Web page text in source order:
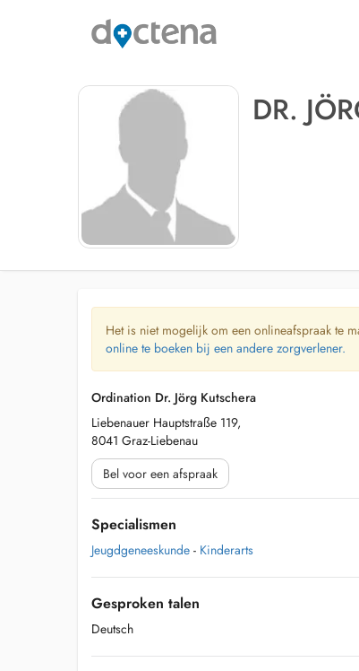
DR.
Het is niet mogelijk om een onlineafspraak te
online te boeken bij een andere zorgverlener.
Ordination Dr. Jörg Kutschera
Liebenauer Hauptstraße 119,
8041 Graz-Liebenau
Bel voor een afspraak
Specialismen
Jeugdgeneeskunde - Kinderarts
Gesproken talen
Deutsch